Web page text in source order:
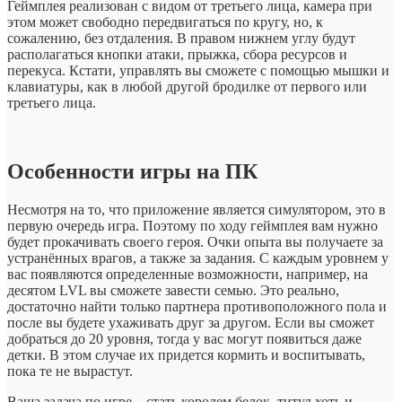
Геймплея реализован с видом от третьего лица, камера при
этом может свободно передвигаться по кругу, но, к
сожалению, без отдаления. В правом нижнем углу будут
располагаться кнопки атаки, прыжка, сбора ресурсов и
перекуса. Кстати, управлять вы сможете с помощью мышки и
клавиатуры, как в любой другой бродилке от первого или
третьего лица.
Особенности игры на ПК
Несмотря на то, что приложение является симулятором, это в
первую очередь игра. Поэтому по ходу геймплея вам нужно
будет прокачивать своего героя. Очки опыта вы получаете за
устранённых врагов, а также за задания. С каждым уровнем у
вас появляются определенные возможности, например, на
десятом LVL вы сможете завести семью. Это реально,
достаточно найти только партнера противоположного пола и
после вы будете ухаживать друг за другом. Если вы сможет
добраться до 20 уровня, тогда у вас могут появиться даже
детки. В этом случае их придется кормить и воспитывать,
пока те не вырастут.